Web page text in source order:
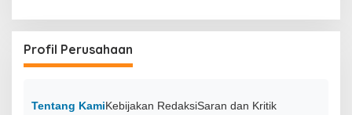
Profil Perusahaan
Tentang KamiKebijakan RedaksiSaran dan Kritik